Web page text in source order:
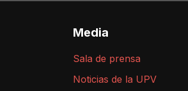
Media
Sala de prensa
Noticias de la UPV